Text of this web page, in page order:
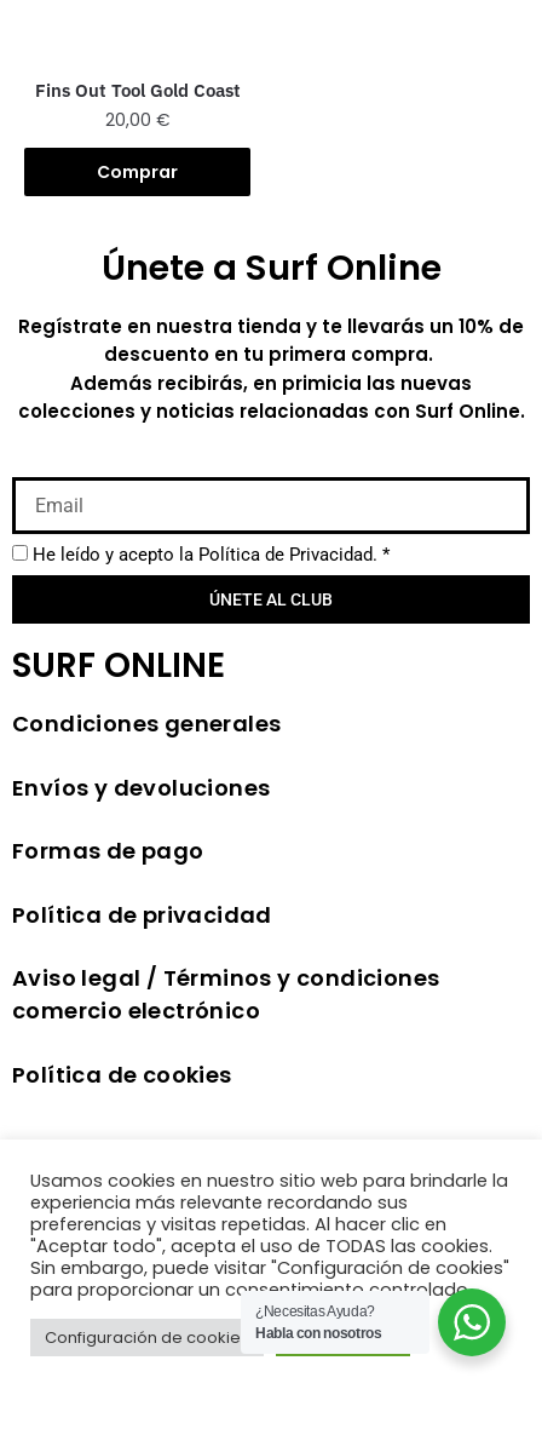
Fins Out Tool Gold Coast
20,00 €
Comprar
Únete a Surf Online
Regístrate en nuestra tienda y te llevarás un 10% de
descuento en tu primera compra.
Además recibirás, en primicia las nuevas
colecciones y noticias relacionadas con Surf Online.
He leído y acepto la Política de Privacidad. *
ÚNETE AL CLUB
SURF ONLINE
Condiciones generales
Envíos y devoluciones
Formas de pago
Política de privacidad
Aviso legal / Términos y condiciones
comercio electrónico
Política de cookies
Usamos cookies en nuestro sitio web para brindarle la
experiencia más relevante recordando sus
preferencias y visitas repetidas. Al hacer clic en
"Aceptar todo", acepta el uso de TODAS las cookies.
Sin embargo, puede visitar "Configuración de cookies"
para proporcionar un consentimiento controlado.
Configuración de cookies Aceptar todo
¿Necesitas Ayuda?
Habla con nosotros